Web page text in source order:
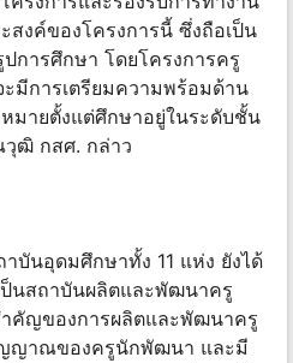
สงค์ของโครงการนี้ ซึ่งถือเป็น
การศึกษา โดยโครงการครู
มีการเตรียมความพร้อมด้าน
มายตั้งแต่ศึกษาอยู่ในระดับชั้น
ฒิ กสศ. กล่าว
บันอุดมศึกษาทั้ง 11 แห่ง ยังได้
นสถาบันผลิตและพัฒนาครู
คัญของการผลิตและพัฒนาครู
ญาณของครูนักพัฒนา และมี